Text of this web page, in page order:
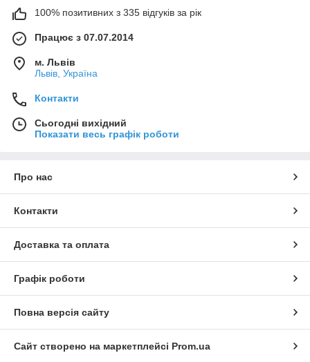
100% позитивних з 335 відгуків за рік
Працює з 07.07.2014
м. Львів
Львів, Україна
Контакти
Сьогодні вихідний
Показати весь графік роботи
Про нас
Контакти
Доставка та оплата
Графік роботи
Повна версія сайту
Сайт створено на маркетплейсі Prom.ua